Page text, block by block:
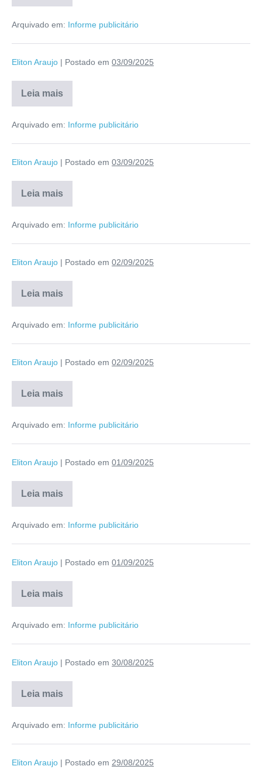
Arquivado em: Informe publicitário
Eliton Araujo | Postado em 03/09/2025
Leia mais
Arquivado em: Informe publicitário
Eliton Araujo | Postado em 03/09/2025
Leia mais
Arquivado em: Informe publicitário
Eliton Araujo | Postado em 02/09/2025
Leia mais
Arquivado em: Informe publicitário
Eliton Araujo | Postado em 02/09/2025
Leia mais
Arquivado em: Informe publicitário
Eliton Araujo | Postado em 01/09/2025
Leia mais
Arquivado em: Informe publicitário
Eliton Araujo | Postado em 01/09/2025
Leia mais
Arquivado em: Informe publicitário
Eliton Araujo | Postado em 30/08/2025
Leia mais
Arquivado em: Informe publicitário
Eliton Araujo | Postado em 29/08/2025